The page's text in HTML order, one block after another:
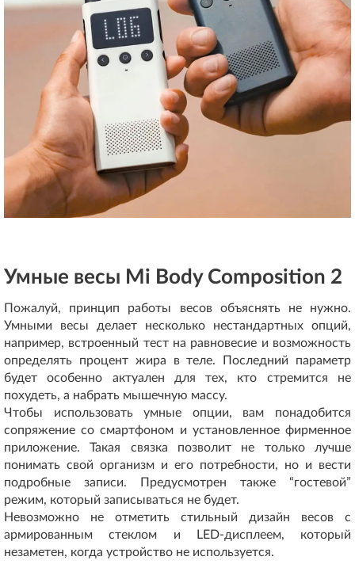
Умные весы Mi Body Composition 2
Пожалуй, принцип работы весов объяснять не нужно.
Умными весы делает несколько нестандартных опций,
например, встроенный тест на равновесие и возможность
определять процент жира в теле. Последний параметр
будет особенно актуален для тех, кто стремится не
похудеть, а набрать мышечную массу.
Чтобы использовать умные опции, вам понадобится
сопряжение со смартфоном и установленное фирменное
приложение. Такая связка позволит не только лучше
понимать свой организм и его потребности, но и вести
подробные записи. Предусмотрен также “гостевой”
режим, который записываться не будет.
Невозможно не отметить стильный дизайн весов с
армированным стеклом и LED-дисплеем, который
незаметен, когда устройство не используется.